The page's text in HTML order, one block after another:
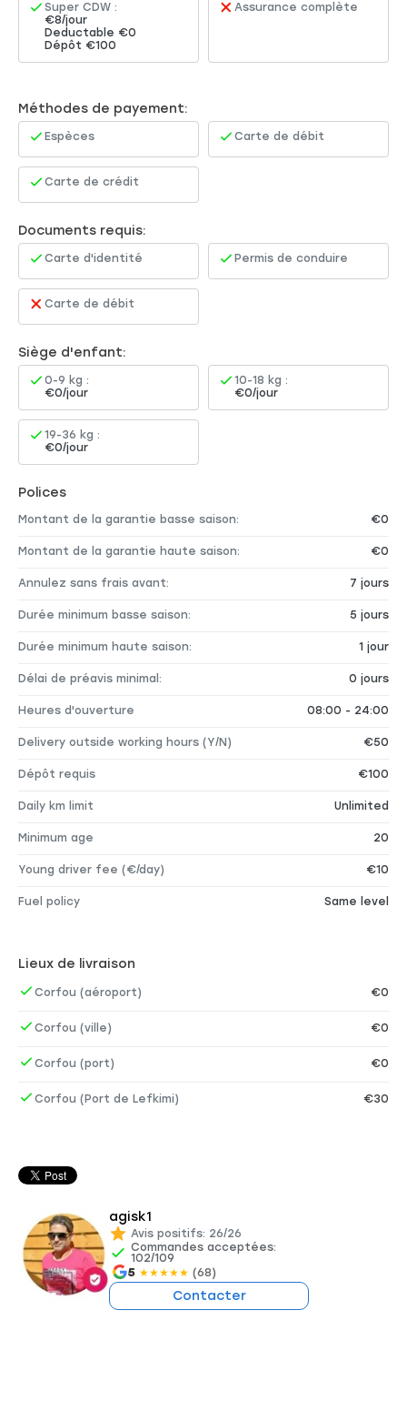
Super CDW :
€8/jour
Deductable €0
Dépôt €100
Assurance complète
Méthodes de payement:
Espèces Carte de débit
Carte de crédit
Documents requis:
Carte d'identité Permis de conduire
Carte de débit
Siège d'enfant:
0-9 kg :
€0/jour
10-18 kg :
€0/jour
19-36 kg :
€0/jour
Polices
Montant de la garantie basse saison: €0
Montant de la garantie haute saison: €0
Annulez sans frais avant: 7 jours
Durée minimum basse saison: 5 jours
Durée minimum haute saison: 1 jour
Délai de préavis minimal: 0 jours
Heures d'ouverture 08:00 - 24:00
Delivery outside working hours (Y/N) €50
Dépôt requis €100
Daily km limit Unlimited
Minimum age 20
Young driver fee (€/day) €10
Fuel policy Same level
Lieux de livraison
Corfou (aéroport) €0
Corfou (ville) €0
Corfou (port) €0
Corfou (Port de Lefkimi) €30
agisk1
Avis positifs: 26/26
Commandes acceptées:
102/109
5 ★★★★★ (68)
Contacter